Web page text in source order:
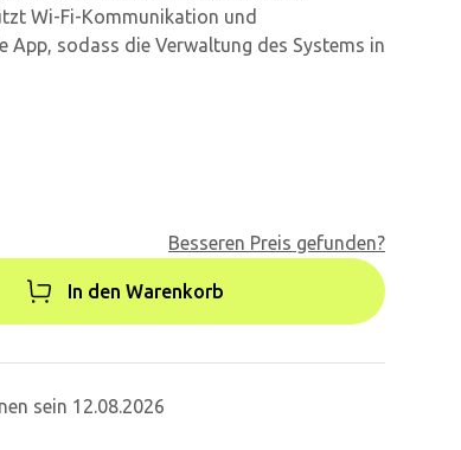
Wi-Fi-Kommunikation und
App, sodass die Verwaltung des Systems in
Besseren Preis gefunden?
In den Warenkorb
sein 12.08.2026